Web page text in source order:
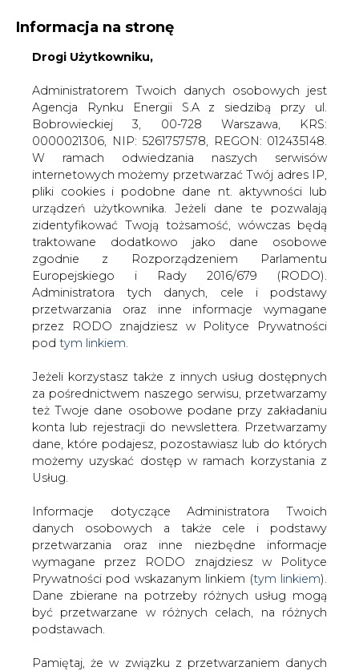
KONTAKT:
WYDAWCA PORTALU:
WYSOKI KONTRAST WIELKOŚĆ TEKSTU A A
ZALOGUJ SIĘ
WŁĄCZ CIRE.TV
Informacja na stronę
Drogi Użytkowniku,
Administratorem Twoich danych osobowych jest
Agencja Rynku Energii S.A z siedzibą przy ul.
Bobrowieckiej 3, 00-728 Warszawa, KRS:
0000021306, NIP: 5261757578, REGON: 012435148.
W ramach odwiedzania naszych serwisów
internetowych możemy przetwarzać Twój adres IP,
pliki cookies i podobne dane nt. aktywności lub
urządzeń użytkownika. Jeżeli dane te pozwalają
zidentyfikować Twoją tożsamość, wówczas będą
traktowane dodatkowo jako dane osobowe
zgodnie z Rozporządzeniem Parlamentu
Europejskiego i Rady 2016/679 (RODO).
Administratora tych danych, cele i podstawy
przetwarzania oraz inne informacje wymagane
przez RODO znajdziesz w Polityce Prywatności
pod tym linkiem.
Jeżeli korzystasz także z innych usług dostępnych
za pośrednictwem naszego serwisu, przetwarzamy
też Twoje dane osobowe podane przy zakładaniu
konta lub rejestracji do newslettera. Przetwarzamy
dane, które podajesz, pozostawiasz lub do których
możemy uzyskać dostęp w ramach korzystania z
Usług.
Informacje dotyczące Administratora Twoich
danych osobowych a także cele i podstawy
przetwarzania oraz inne niezbędne informacje
wymagane przez RODO znajdziesz w Polityce
Prywatności pod wskazanym linkiem (tym linkiem).
Dane zbierane na potrzeby różnych usług mogą
być przetwarzane w różnych celach, na różnych
podstawach.
Pamiętaj, że w związku z przetwarzaniem danych
Strona główna / ZIELONA GOSPODARKA / Aspekty
eksploatacyjne elektrowni wiatrowej - część 1
2011-12-08 00:00
skomentuj
udostępnij:
wiatrowej - część 1